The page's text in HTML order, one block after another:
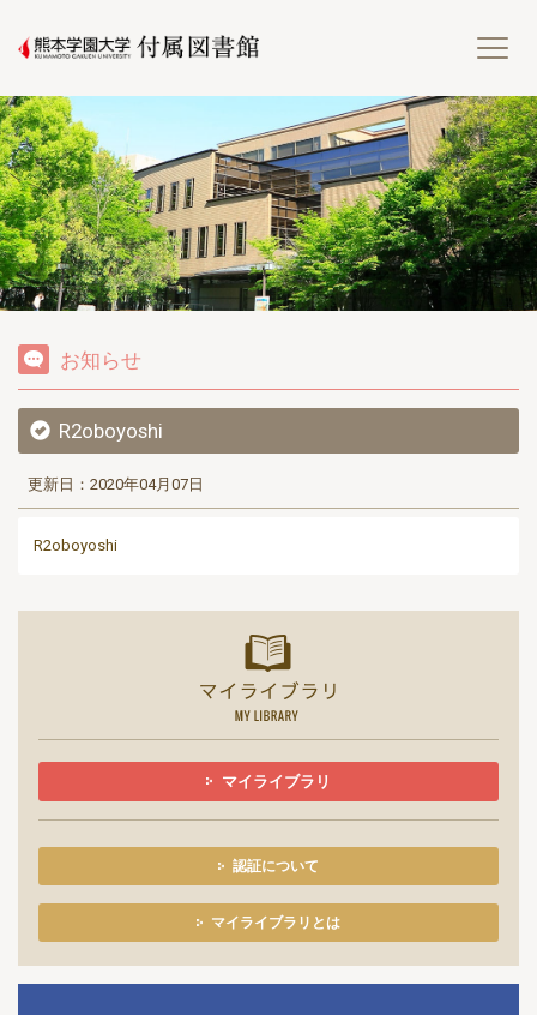
熊
お知らせ
R2oboyoshi
更新日：2020年04月07日
R2oboyoshi
マイライブラリ
認証について
マイライブラリとは